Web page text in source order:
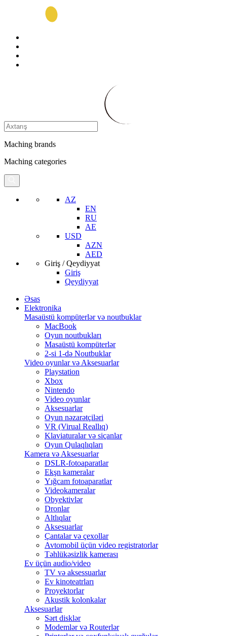
Maching brands
Maching categories
AZ
EN
RU
AE
USD
AZN
AED
Giriş / Qeydiyyat
Giriş
Qeydiyyat
Əsas
Elektronika
Masaüstü kompüterlər və noutbuklar
MacBook
Oyun noutbukları
Masaüstü kompüterlər
2-si 1-də Noutbuklar
Video oyunlar və Aksesuarlar
Playstation
Xbox
Nintendo
Video oyunlar
Aksesuarlar
Oyun nəzarətçiləri
VR (Virual Reallıq)
Klaviaturalar və siçanlar
Oyun Qulaqlıqları
Kamera və Aksesuarlar
DSLR-fotoaparatlar
Ekşn kameralar
Yığcam fotoaparatlar
Videokameralar
Obyektivlər
Dronlar
Altlıqlar
Aksesuarlar
Çantalar və çexollar
Avtomobil üçün video registratorlar
Təhlükəsizlik kamerası
Ev üçün audio/video
TV və aksessuarlar
Ev kinoteatrları
Proyektorlar
Akustik kolonkalar
Aksesuarlar
Sərt disklər
Modemlər və Routerlər